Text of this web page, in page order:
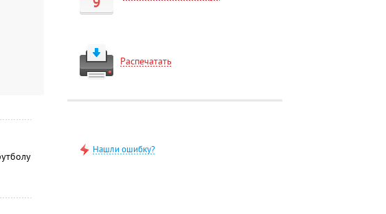
Распечатать
Нашли ошибку?